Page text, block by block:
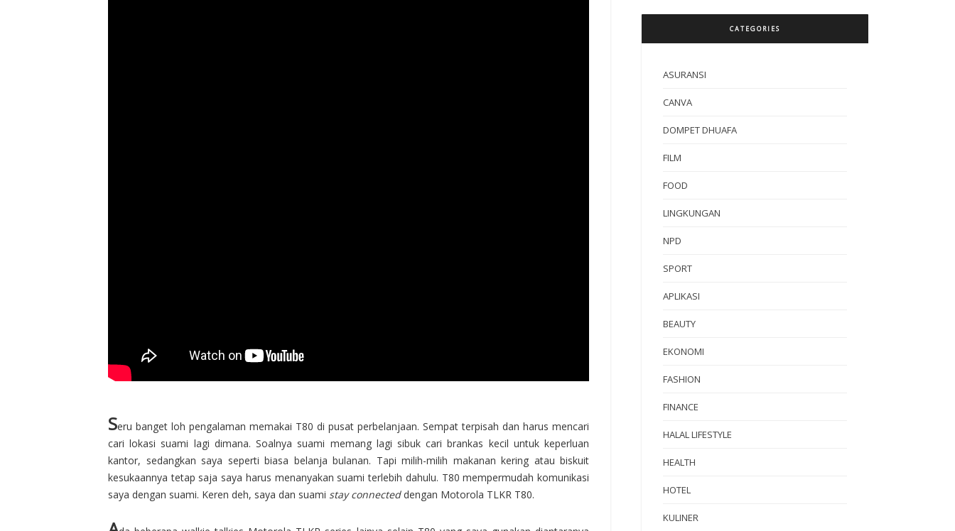
Seru banget loh pengalaman memakai T80 di pusat perbelanjaan. Sempat terpisah dan harus mencari
cari lokasi suami lagi dimana. Soalnya suami memang lagi sibuk cari brankas kecil untuk keperluan
kantor, sedangkan saya seperti biasa belanja bulanan. Tapi milih-milih makanan kering atau biskuit
kesukaannya tetap saja saya harus menanyakan suami terlebih dahulu. T80 mempermudah komunikasi
saya dengan suami. Keren deh, saya dan suami stay connecteddengan Motorola TLKR T80.
CATEGORIES
ASURANSI
CANVA
DOMPET DHUAFA
FILM
FOOD
LINGKUNGAN
NPD
SPORT
APLIKASI
BEAUTY
EKONOMI
FASHION
FINANCE
HALAL LIFESTYLE
HEALTH
HOTEL
KULINER